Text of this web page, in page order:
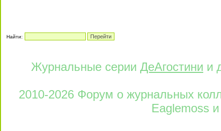
Найти:
Журнальные серии ДеАгостини и
2010-2026 Форум о журнальных
Eaglemoss и